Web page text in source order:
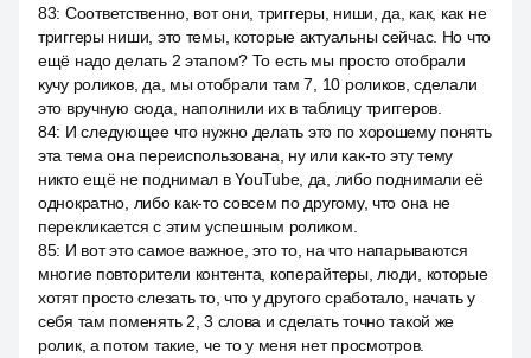
83: Соответственно, вот они, триггеры, ниши, да, как, как не
триггеры ниши, это темы, которые актуальны сейчас. Но что
ещё надо делать 2 этапом? То есть мы просто отобрали
кучу роликов, да, мы отобрали там 7, 10 роликов, сделали
это вручную сюда, наполнили их в таблицу триггеров.
84: И следующее что нужно делать это по хорошему понять
эта тема она переиспользована, ну или как-то эту тему
никто ещё не поднимал в YouTube, да, либо поднимали её
однократно, либо как-то совсем по другому, что она не
перекликается с этим успешным роликом.
85: И вот это самое важное, это то, на что напарываются
многие повторители контента, коперайтеры, люди, которые
хотят просто слезать то, что у другого сработало, начать у
себя там поменять 2, 3 слова и сделать точно такой же
ролик, а потом такие, че то у меня нет просмотров.